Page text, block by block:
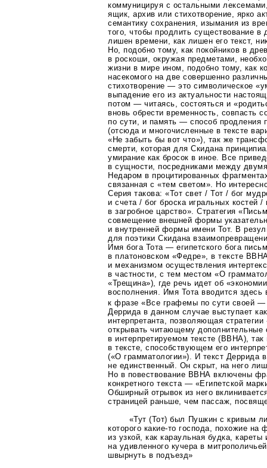
коммуницируя с остальными
ящик, архив или стихотворение, ярко
семантику сохранения, изымания из
того, чтобы продлить существование в
лишен времени, как лишен его текст,
Но, подобно тому, как покойников в
в роскоши, окружая предметами,
жизни в мире ином, подобно тому, как
насекомого на две совершенно
стихотворение — это символическое
выпадение его из актуальности
потом — читаясь, состояться и
вновь обрести временность, совпасть
по сути, и память — способ продления
(отсюда и многочисленные в тексте
«Не забыть бы вот что»), так же
смерти, которая для Скидана
умирание как бросок в иное. Все
в сущности, посредниками между
Недаром в процитированных
связанная с «тем светом». Но
Серия такова: «Тот свет / Тот / бог
и счета / бог броска игральных костей
в загробное царство». Стратегия
совмещение внешней формы
и внутренней формы имени Тот. В
для поэтики Скидана
Имя бога Тота — египетского бога
в платоновском «Федре», в тексте
и механизмом осуществления
в частности, с тем местом «О
«Трещина»), где речь идет об
восполнения. Имя Тота вводится здесь
к фразе «Все графемы по сути своей —
Деррида в данном случае выступает
интерпретанта, позволяющая
открывать читающему дополнительные
в интерпретируемом тексте (ВВНА),
в тексте, способствующем его
(«О грамматологии»). И текст Деррида
не единственный. Он скрыт, на него
Но в повествование ВВНА включены
конкретного текста — «Египетской
Обширный отрывок из него
страницей раньше, чем пассаж,
«Тут (Тот) был Пушкин с кривым
которого какие-то господа, похожие на
из узкой, как караульная будка,
на удивленного кучера в
швырнуть в подъезд»